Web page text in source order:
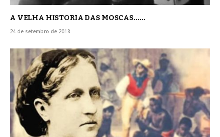
A VELHA HISTORIA DAS MOSCAS……
24 de setembro de 2018